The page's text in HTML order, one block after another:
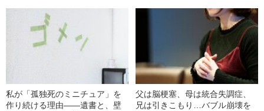
私が「孤独死のミニチュア」を
作り続ける理由――遺書と、壁
父は脳梗塞、母は統合失調症、
兄は引きこもり…バブル崩壊を